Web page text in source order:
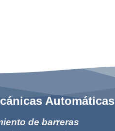
Automáticas
de barreras